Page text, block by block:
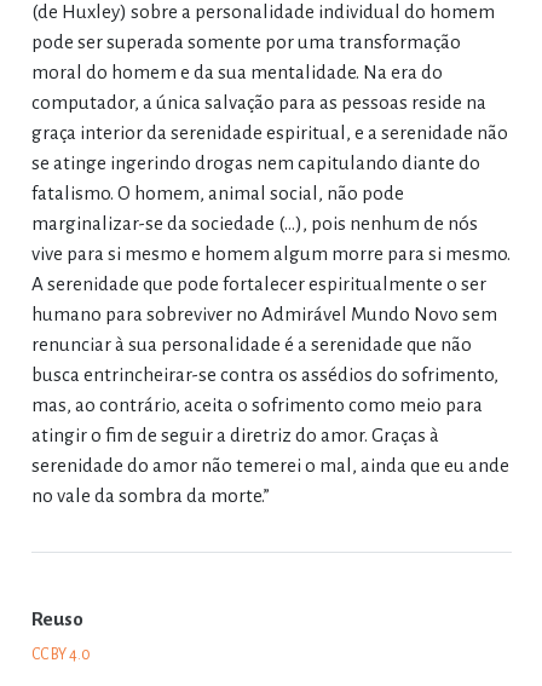
(de Huxley) sobre a personalidade individual do homem
pode ser superada somente por uma transformação
moral do homem e da sua mentalidade. Na era do
computador, a única salvação para as pessoas reside na
graça interior da serenidade espiritual, e a serenidade não
se atinge ingerindo drogas nem capitulando diante do
fatalismo. O homem, animal social, não pode
marginalizar-se da sociedade (…), pois nenhum de nós
vive para si mesmo e homem algum morre para si mesmo.
A serenidade que pode fortalecer espiritualmente o ser
humano para sobreviver no Admirável Mundo Novo sem
renunciar à sua personalidade é a serenidade que não
busca entrincheirar-se contra os assédios do sofrimento,
mas, ao contrário, aceita o sofrimento como meio para
atingir o fim de seguir a diretriz do amor. Graças à
serenidade do amor não temerei o mal, ainda que eu ande
no vale da sombra da morte.”
Reuso
CC BY 4.0